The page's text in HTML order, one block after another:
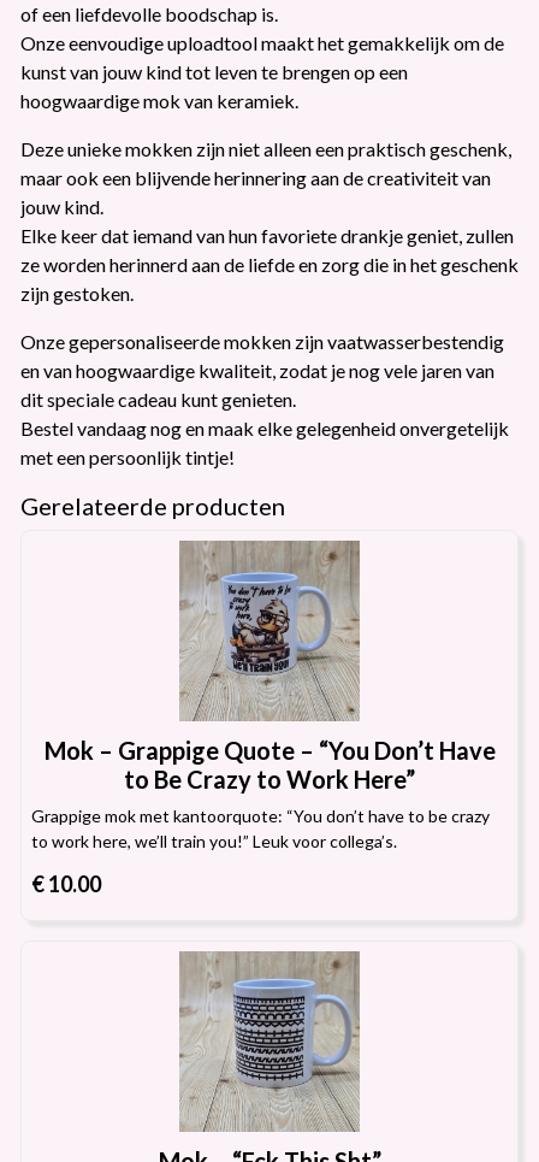
of een liefdevolle boodschap is.
Onze eenvoudige uploadtool maakt het gemakkelijk om de
kunst van jouw kind tot leven te brengen op een
hoogwaardige mok van keramiek.
Deze unieke mokken zijn niet alleen een praktisch geschenk,
maar ook een blijvende herinnering aan de creativiteit van
jouw kind.
Elke keer dat iemand van hun favoriete drankje geniet, zullen
ze worden herinnerd aan de liefde en zorg die in het geschenk
zijn gestoken.
Onze gepersonaliseerde mokken zijn vaatwasserbestendig
en van hoogwaardige kwaliteit, zodat je nog vele jaren van
dit speciale cadeau kunt genieten.
Bestel vandaag nog en maak elke gelegenheid onvergetelijk
met een persoonlijk tintje!
Gerelateerde producten
Mok – Grappige Quote – “You Don’t Have
to Be Crazy to Work Here”
Grappige mok met kantoorquote: “You don’t have to be crazy
to work here, we’ll train you!” Leuk voor collega’s.
€ 10.00